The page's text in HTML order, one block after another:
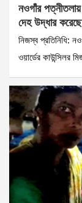
নওগাঁর
দেহ উদ্ধার
নিজস্ব প্রতিনিধি:
ওয়ার্ডের কাউন্সিলর